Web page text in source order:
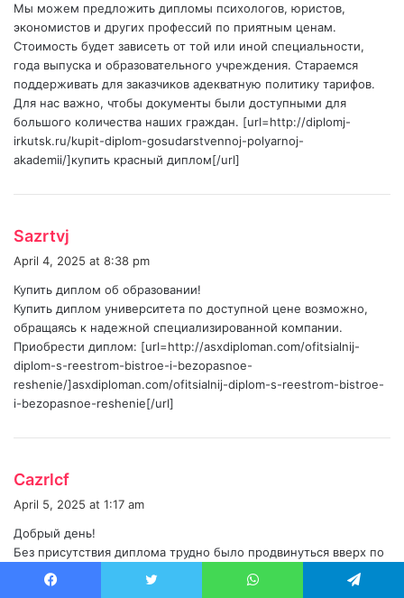
s
:
Мы можем предложить дипломы психологов, юристов,
экономистов и других профессий по приятным ценам.
Стоимость будет зависеть от той или иной специальности,
года выпуска и образовательного учреждения. Стараемся
поддерживать для заказчиков адекватную политику тарифов.
Для нас важно, чтобы документы были доступными для
большого количества наших граждан. [url=http://diplomj-
irkutsk.ru/kupit-diplom-gosudarstvennoj-polyarnoj-
akademii/]купить красный диплом[/url]
Sazrtvj
a
s
:
April 4, 2025 at 8:38 pm
Купить диплом об образовании!
Купить диплом университета по доступной цене возможно,
обращаясь к надежной специализированной компании.
Приобрести диплом: [url=http://asxdiploman.com/ofitsialnij-
diplom-s-reestrom-bistroe-i-bezopasnoe-
reshenie/]asxdiploman.com/ofitsialnij-diplom-s-reestrom-bistroe-
i-bezopasnoe-reshenie[/url]
Cazrlcf
a
s
:
April 5, 2025 at 1:17 am
Добрый день!
Без присутствия диплома трудно было продвинуться вверх по
карьерной лестнице. Сейчас этот документ не дает никаких
гарантий, что получится получить престижную работу.